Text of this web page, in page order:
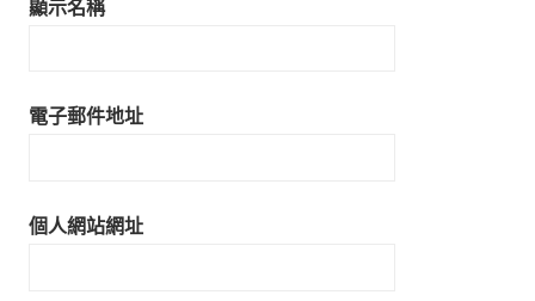
顯示名稱
電子郵件地址
個人網站網址